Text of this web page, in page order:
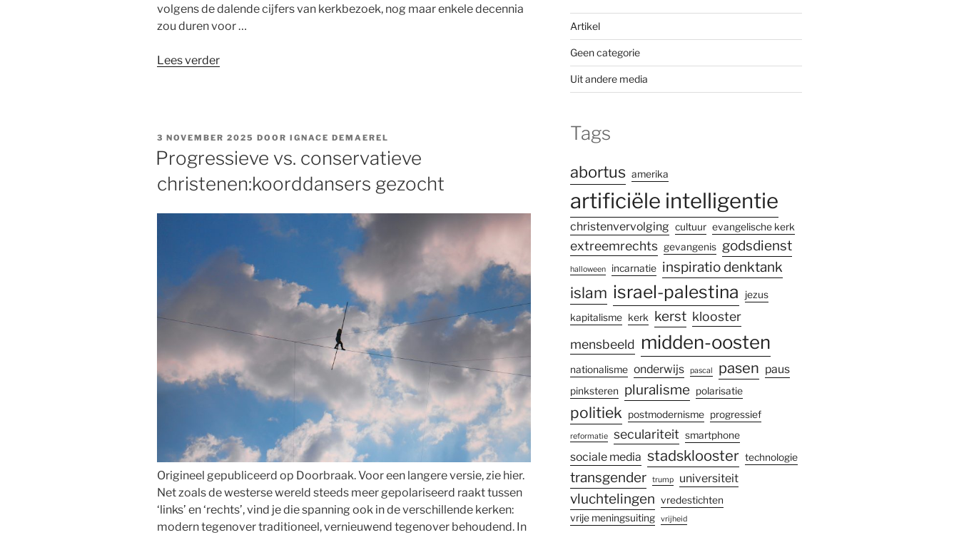
volgens de dalende cijfers van kerkbezoek, nog maar enkele decennia
zou duren voor …
Lees verder“Jongeren
GEPLAATST
OP
3 NOVEMBER 2025 DOOR IGNACE DEMAEREL
Progressieve vs. conservatieve
christenen:koorddansers gezocht
Origineel gepubliceerd op Doorbraak. Voor een langere versie, zie hier.
Net zoals de westerse wereld steeds meer gepolariseerd raakt tussen
‘links’ en ‘rechts’, vind je die spanning ook in de verschillende kerken:
modern tegenover traditioneel, vernieuwend tegenover behoudend. In
Artikel
Geen categorie
Uit andere media
Tags
abortus amerika
artificiële intelligentie
christenvervolging cultuur evangelische kerk
extreemrechts gevangenis godsdienst
halloween incarnatie inspiratio denktank
islam israel-palestina
jezus
kapitalisme kerk kerst klooster
mensbeeld midden-oosten
nationalisme onderwijs pascal pasen paus
pinksteren pluralisme polarisatie
politiek postmodernisme progressief
reformatie seculariteit smartphone
sociale media stadsklooster technologie
transgender trump universiteit
vluchtelingen vredestichten
vrije meningsuiting
vrijheid